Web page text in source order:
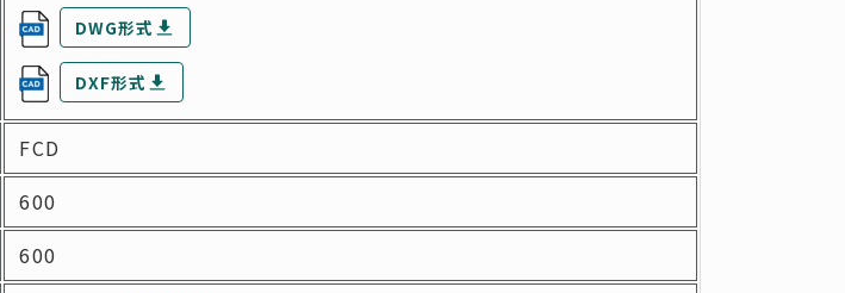
DWG形式
DXF形式
FCD
600
600